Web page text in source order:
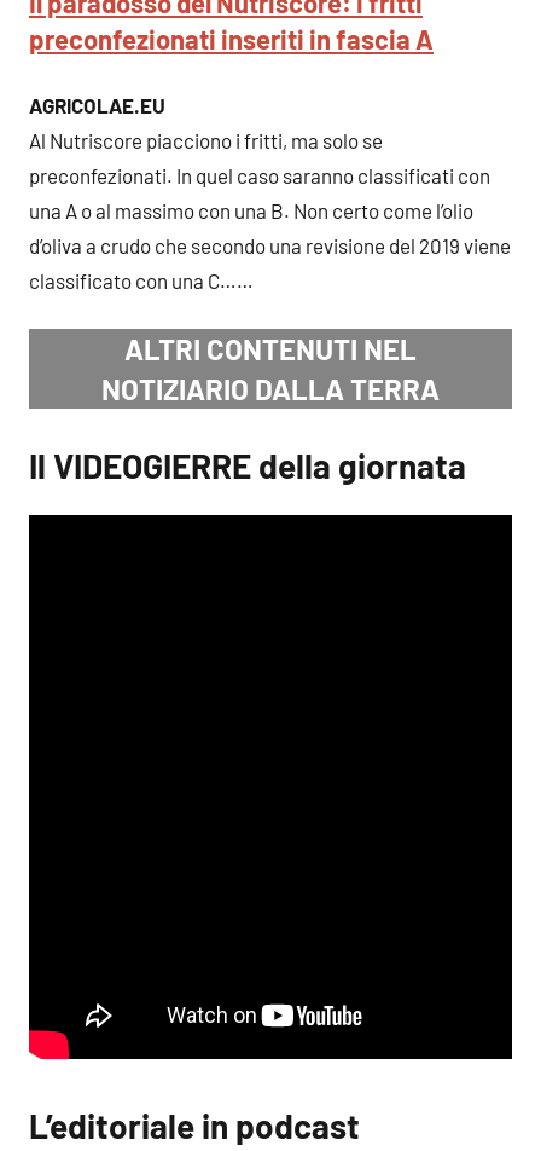
preconfezionati inseriti in fascia A
AGRICOLAE.EU
Al Nutriscore piacciono i fritti, ma solo se
preconfezionati. In quel caso saranno classificati con
una A o al massimo con una B. Non certo come l’olio
d’oliva a crudo che secondo una revisione del 2019 viene
classificato con una C……
ALTRI CONTENUTI NEL
NOTIZIARIO DALLA TERRA
Il VIDEOGIERRE della giornata
L’editoriale in podcast